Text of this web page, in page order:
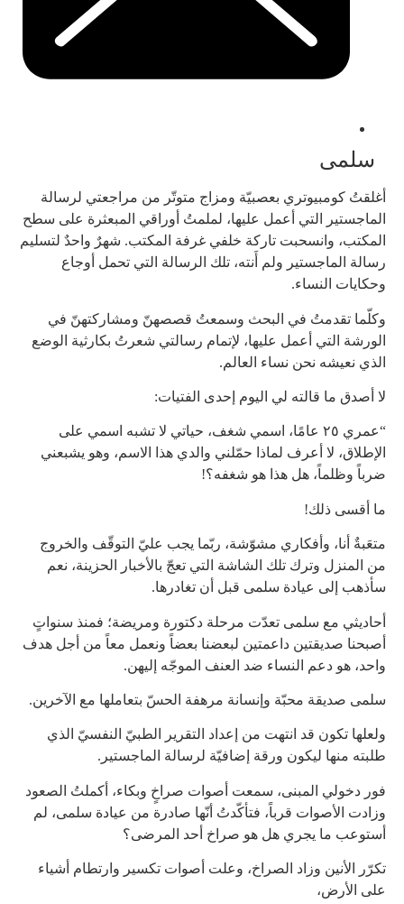
سلمى
أغلقتُ كومبيوتري بعصبيّة ومزاج متوتّر من مراجعتي لرسالة
الماجستير التي أعمل عليها، لملمتُ أوراقي المبعثرة على سطح
المكتب، وانسحبت تاركة خلفي غرفة المكتب. شهرٌ واحدٌ لتسليم
رسالة الماجستير ولم أَنته، تلك الرسالة التي تحمل أوجاع
وحكايات النساء.
وكلّما تقدمتُ في البحث وسمعتُ قصصهنّ ومشاركتهنّ في
الورشة التي أعمل عليها، لإتمام رسالتي شعرتُ بكارثية الوضع
الذي نعيشه نحن نساء العالم.
لا أصدق ما قالته لي اليوم إحدى الفتيات:
“عمري ٢٥ عامًا، اسمي شغف، حياتي لا تشبه اسمي على
الإطلاق، لا أعرف لماذا حمّلني والدي هذا الاسم، وهو يشبعني
ضرباً وظلماً، هل هذا هو شغفه؟!
ما أقسى ذلك!
متعَبةٌ أنا، وأفكاري مشوّشة، ربّما يجب عليّ التوقّف والخروج
من المنزل وترك تلك الشاشة التي تعجّ بالأخبار الحزينة، نعم
سأذهب إلى عيادة سلمى قبل أن تغادرها.
أحاديثي مع سلمى تعدّت مرحلة دكتورة ومريضة؛ فمنذ سنواتٍ
أصبحنا صديقتين داعمتين لبعضنا بعضاً ونعمل معاً من أجل هدف
واحد، هو دعم النساء ضد العنف الموجّه إليهن.
سلمى صديقة محبّة وإنسانة مرهفة الحسّ بتعاملها مع الآخرين.
ولعلها تكون قد انتهت من إعداد التقرير الطبيّ النفسيّ الذي
طلبته منها ليكون ورقة إضافيّة لرسالة الماجستير.
فور دخولي المبنى، سمعت أصوات صراخٍ وبكاء، أكملتُ الصعود
وزادت الأصوات قرباً، فتأكّدتُ أنّها صادرة من عيادة سلمى، لم
أستوعب ما يجري هل هو صراخ أحد المرضى؟
تكرّر الأنين وزاد الصراخ، وعلت أصوات تكسير وارتطام أشياء
على الأرض،